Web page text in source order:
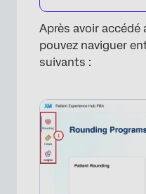
Après avoir
pouvez naviguer
suivants :